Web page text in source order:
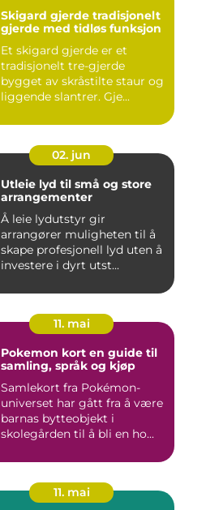
Skigard gjerde tradisjonelt
gjerde med tidløs funksjon
Et skigard gjerde er et
tradisjonelt tre-gjerde
bygget av skråstilte staur og
liggende slantrer. Gje...
02. jun
Utleie lyd til små og store
arrangementer
Å leie lydutstyr gir
arrangører muligheten til å
skape profesjonell lyd uten å
investere i dyrt utst...
11. mai
Pokemon kort en guide til
samling, språk og kjøp
Samlekort fra Pokémon-
universet har gått fra å være
barnas bytteobjekt i
skolegården til å bli en ho...
11. mai